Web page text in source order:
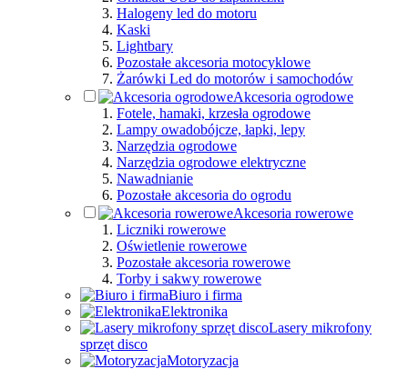
Halogeny led do motoru
Kaski
Lightbary
Pozostałe akcesoria motocyklowe
Żarówki Led do motorów i samochodów
Akcesoria ogrodowe
Fotele, hamaki, krzesła ogrodowe
Lampy owadobójcze, łapki, lepy
Narzędzia ogrodowe
Narzędzia ogrodowe elektryczne
Nawadnianie
Pozostałe akcesoria do ogrodu
Akcesoria rowerowe
Liczniki rowerowe
Oświetlenie rowerowe
Pozostałe akcesoria rowerowe
Torby i sakwy rowerowe
Biuro i firma
Elektronika
Lasery mikrofony
sprzęt disco
Motoryzacja